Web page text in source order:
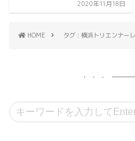
2020年11月18日
HOME タグ : 横浜トリエンナーレ